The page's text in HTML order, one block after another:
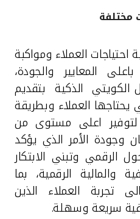
العملاء ومواكبة
المعايير والجودة،
الكويتي الذكية بتقديم
يحتاجها العملاء وبطريقة
اعلى مستوى من
وجودة الأمر الذي يؤكد
الرقمي وتبني الابتكار
والمالية الرقمية، بما
تجربة العملاء الذين
سريعة وسهلة.